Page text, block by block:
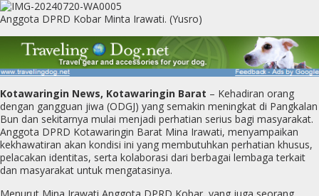
Anggota DPRD Kobar Minta Irawati. (Yusro)
Kotawaringin News, Kotawaringin Barat – Kehadiran orang
dengan gangguan jiwa (ODGJ) yang semakin meningkat di Pangkalan
Bun dan sekitarnya mulai menjadi perhatian serius bagi masyarakat.
Anggota DPRD Kotawaringin Barat Mina Irawati, menyampaikan
kekhawatiran akan kondisi ini yang membutuhkan perhatian khusus,
pelacakan identitas, serta kolaborasi dari berbagai lembaga terkait
dan masyarakat untuk mengatasinya.